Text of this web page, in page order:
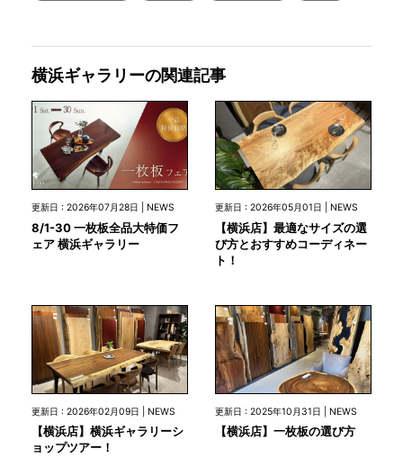
横浜ギャラリーの関連記事
更新日 : 2026年07月28日 | NEWS
8/1-30 一枚板全品大特価フ
ェア 横浜ギャラリー
更新日 : 2026年05月01日 | NEWS
【横浜店】最適なサイズの選
び方とおすすめコーディネー
ト！
更新日 : 2026年02月09日 | NEWS
【横浜店】横浜ギャラリーシ
ョップツアー！
更新日 : 2025年10月31日 | NEWS
【横浜店】一枚板の選び方